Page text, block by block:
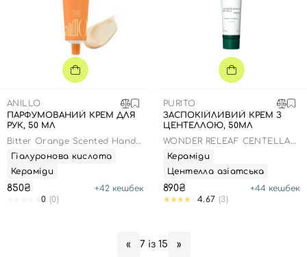
ANILLO
ПАРФУМОВАНИЙ КРЕМ ДЛЯ
РУК, 50 МЛ
Bitter Orange Scented Hand
Cream
Гіалуронова кислота
Кераміди
850₴ +42 кешбек
0 (0)
PURITO
ЗАСПОКІЙЛИВИЙ КРЕМ З
ЦЕНТЕЛЛОЮ, 50МЛ
WONDER RELEAF CENTELLA
CREAM
Кераміди
Центелла азіатська
890₴ +44 кешбек
4.67 (3)
« 7 із 15 »